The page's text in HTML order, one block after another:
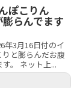
ぽこりん
らんでます
年3月16日付のイ
と膨らんだお腹
。 ネット上...